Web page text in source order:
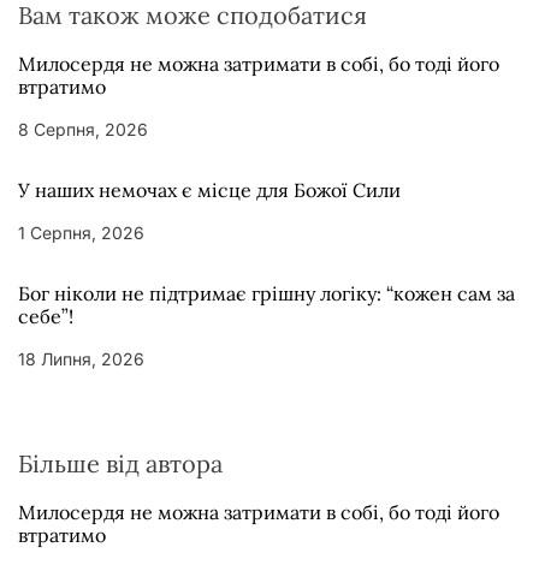
Вам також може сподобатися
Милосердя не можна затримати в собі, бо тоді його
втратимо
8 Серпня, 2026
У наших немочах є місце для Божої Сили
1 Серпня, 2026
Бог ніколи не підтримає грішну логіку: “кожен сам за
себе”!
18 Липня, 2026
Більше від автора
Милосердя не можна затримати в собі, бо тоді його
втратимо